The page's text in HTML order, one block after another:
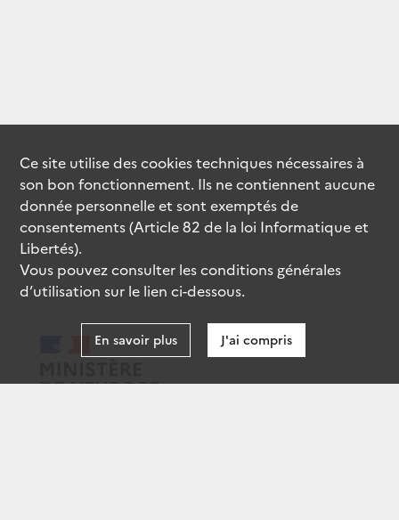
Ce site utilise descookiestechniques nécessaires à
son bon fonctionnement. Ils ne contiennent aucune
donnée personnelle et sont exemptés de
consentements (Article 82 de la loi Informatique et
Libertés).
Vous pouvez consulter les conditions générales
d’utilisation sur le lien ci-dessous.
En savoir plus J'ai compris